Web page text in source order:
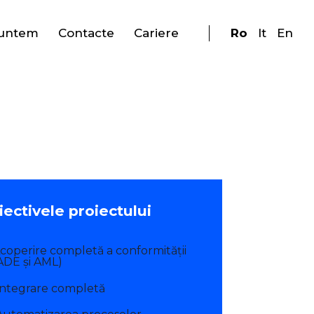
Contacte Cariere Ro It En
proiectului
completă a conformității
și AML)
completă